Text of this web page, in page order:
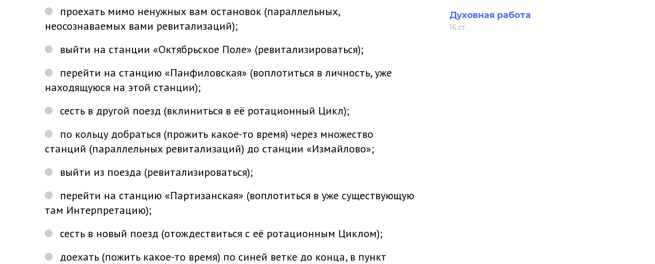
Духовная работа
16 ст.
проехать мимо ненужных вам остановок (параллельных,
неосознаваемых вами ревитализаций);
выйти на станции «Октябрьское Поле» (ревитализироваться);
перейти на станцию «Панфиловская» (воплотиться в личность, уже
находящуюся на этой станции);
сесть в другой поезд (вклиниться в её ротационный Цикл);
по кольцу добраться (прожить какое-то время) через множество
станций (параллельных ревитализаций) до станции «Измайлово»;
выйти из поезда (ревитализироваться);
перейти на станцию «Партизанская» (воплотиться в уже существующую
там Интерпретацию);
сесть в новый поезд (отождествиться с её ротационным Циклом);
доехать (пожить какое-то время) по синей ветке до конца, в пункт